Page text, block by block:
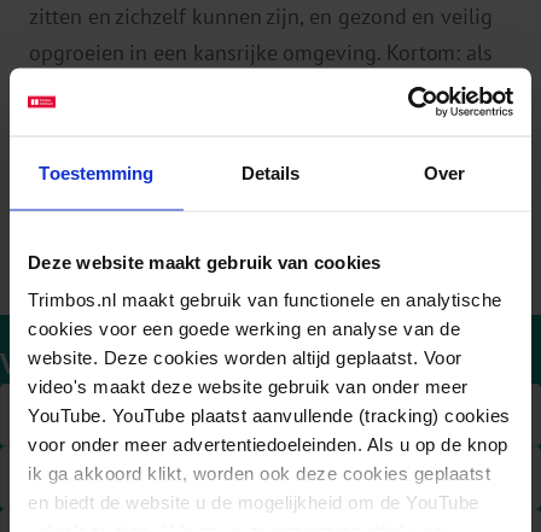
Toestemming Details Over
Deze website maakt gebruik van cookies
Trimbos.nl maakt gebruik van functionele en analytische
cookies voor een goede werking en analyse van de
website. Deze cookies worden altijd geplaatst. Voor
video's maakt deze website gebruik van onder meer
YouTube. YouTube plaatst aanvullende (tracking) cookies
voor onder meer advertentiedoeleinden. Als u op de knop
ik ga akkoord klikt, worden ook deze cookies geplaatst
en biedt de website u de mogelijkheid om de YouTube
zitten en zichzelf kunnen zijn, en gezond en veilig
opgroeien in een kansrijke omgeving. Kortom: als
zij een hoge mate van welbevinden ervaren.
Andersom geldt ook dat goed onderwijs het
welbevinden van kinderen en jongeren bevordert.
Verdieping Welbevinden op School
Grote maatschappelijke urgentie
Wisselwerking tussen school en omgeving